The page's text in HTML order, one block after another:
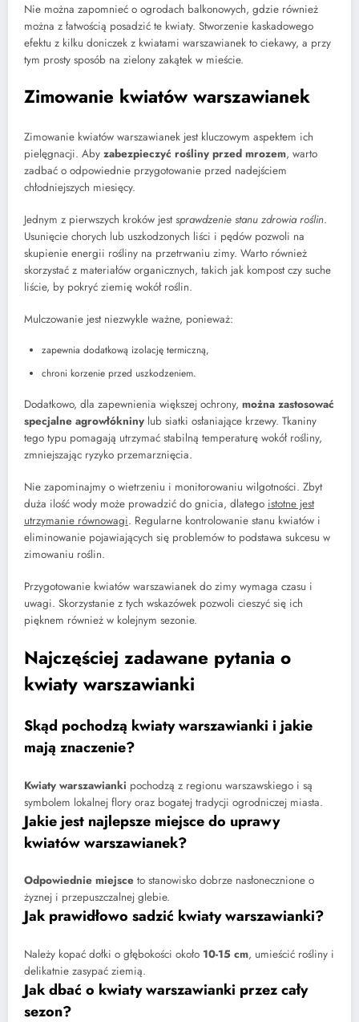
Nie można zapomnieć o ogrodach balkonowych, gdzie również
można z łatwością posadzić te kwiaty. Stworzenie kaskadowego
efektu z kilku doniczek z kwiatami warszawianek to ciekawy, a przy
tym prosty sposób na zielony zakątek w mieście.
Zimowanie kwiatów warszawianek
Zimowanie kwiatów warszawianek jest kluczowym aspektem ich
pielęgnacji. Aby zabezpieczyć rośliny przed mrozem, warto
zadbać o odpowiednie przygotowanie przed nadejściem
chłodniejszych miesięcy.
Jednym z pierwszych kroków jestsprawdzenie stanu zdrowia roślin.
Usunięcie chorych lub uszkodzonych liści i pędów pozwoli na
skupienie energii rośliny na przetrwaniu zimy. Warto również
skorzystać z materiałów organicznych, takich jak kompost czy suche
liście, by pokryć ziemię wokół roślin.
Mulczowanie jest niezwykle ważne, ponieważ:
zapewnia dodatkową izolację termiczną,
chroni korzenie przed uszkodzeniem.
Dodatkowo, dla zapewnienia większej ochrony, można zastosować
specjalne agrowłókniny lub siatki osłaniające krzewy. Tkaniny
tego typu pomagają utrzymać stabilną temperaturę wokół rośliny,
zmniejszając ryzyko przemarznięcia.
Nie zapominajmy o wietrzeniu i monitorowaniu wilgotności. Zbyt
duża ilość wody może prowadzić do gnicia, dlatego istotne jest
utrzymanie równowagi. Regularne kontrolowanie stanu kwiatów i
eliminowanie pojawiających się problemów to podstawa sukcesu w
zimowaniu roślin.
Przygotowanie kwiatów warszawianek do zimy wymaga czasu i
uwagi. Skorzystanie z tych wskazówek pozwoli cieszyć się ich
pięknem również w kolejnym sezonie.
Najczęściej zadawane pytania o
kwiaty warszawianki
Skąd pochodzą kwiaty warszawianki i jakie
mają znaczenie?
Kwiaty warszawianki pochodzą z regionu warszawskiego i są
symbolem lokalnej flory oraz bogatej tradycji ogrodniczej miasta.
Jakie jest najlepsze miejsce do uprawy
kwiatów warszawianek?
Odpowiednie miejsce to stanowisko dobrze nasłonecznione o
żyznej i przepuszczalnej glebie.
Jak prawidłowo sadzić kwiaty warszawianki?
Należy kopać dołki o głębokości około 10-15 cm, umieścić rośliny i
delikatnie zasypać ziemią.
Jak dbać o kwiaty warszawianki przez cały
sezon?